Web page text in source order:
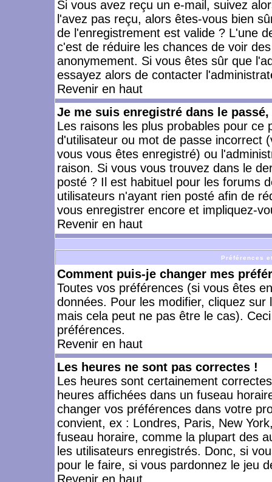
Si vous avez reçu un e-mail, suivez
l'avez pas reçu, alors êtes-vous bien
de l'enregistrement est valide ? L'une
c'est de réduire les chances de voir
anonymement. Si vous êtes sûr que
essayez alors de contacter
Revenir en haut
Je me suis enregistré dans le
Les raisons les plus probables pour
d'utilisateur ou mot de passe incorrect
vous vous êtes enregistré) ou
raison. Si vous vous trouvez dans le
posté ? Il est habituel pour les forums
utilisateurs n'ayant rien posté afin de
vous enregistrer encore et impliquez-
Revenir en haut
Préférences
Comment puis-je changer mes
Toutes vos préférences (si vous êtes
données. Pour les modifier, cliquez sur
mais cela peut ne pas être le cas).
préférences.
Revenir en haut
Les heures ne sont pas correctes !
Les heures sont certainement
heures affichées dans un fuseau
changer vos préférences dans votre
convient, ex : Londres, Paris, New
fuseau horaire, comme la plupart des
les utilisateurs enregistrés. Donc, si
pour le faire, si vous pardonnez le jeu
Revenir en haut